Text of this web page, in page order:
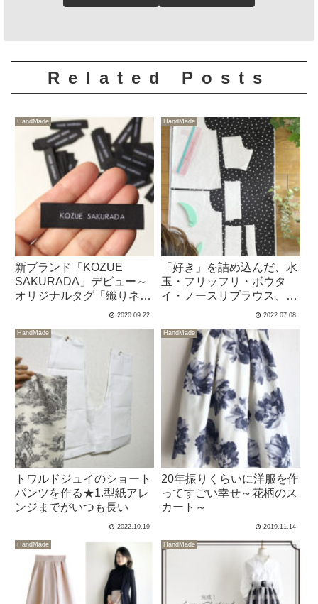
Related Posts
HandMade
新ブランド「KOZUE
SAKURADA」デビュー～
オリジナルタグ「織りネー
2020.09.22
HandMade
「好き」を詰め込んだ、水
玉・フリッフリ・ボウタ
イ・ノースリブラウス、作
2022.07.08
HandMade
トワルドジュイのショート
パンツを作る★1.型紙アレ
ンジまでがいつも長い
2022.10.19
HandMade
20年振りくらいに洋服を作
ってすごい幸せ～花柄のス
カート～
2019.11.14
HandMade HandMade